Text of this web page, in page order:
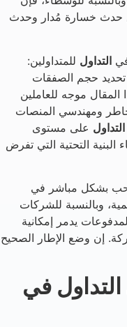
حدث خسارة مُدار وحدث
التداول للمتداولين:
تحديد حجم الصفقات
المقال موجه للعاملين
ومهندسي المنصات
على مستوى
البنية التحتية التي تفرض
بشكل مباشر في
وبالنسبة للشركات
يدمر إمكانية
إن وضع الإطار الصحيح
التداول في